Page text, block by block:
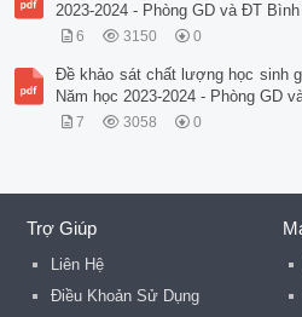
2023-2024 - Phòng GD và ĐT
6 3150 0
Đề khảo sát chất lượng học sinh
Năm học 2023-2024 - Phòng GD
7 3058 0
Trợ Giúp
Liên Hệ
Điều Khoản Sử Dụng